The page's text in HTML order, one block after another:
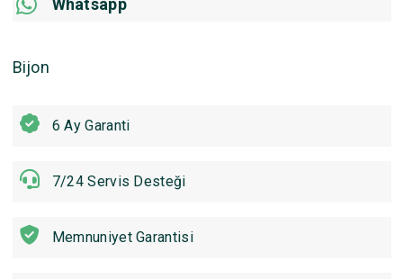
Whatsapp
Bijon
6 Ay Garanti
7/24 Servis Desteği
Memnuniyet Garantisi